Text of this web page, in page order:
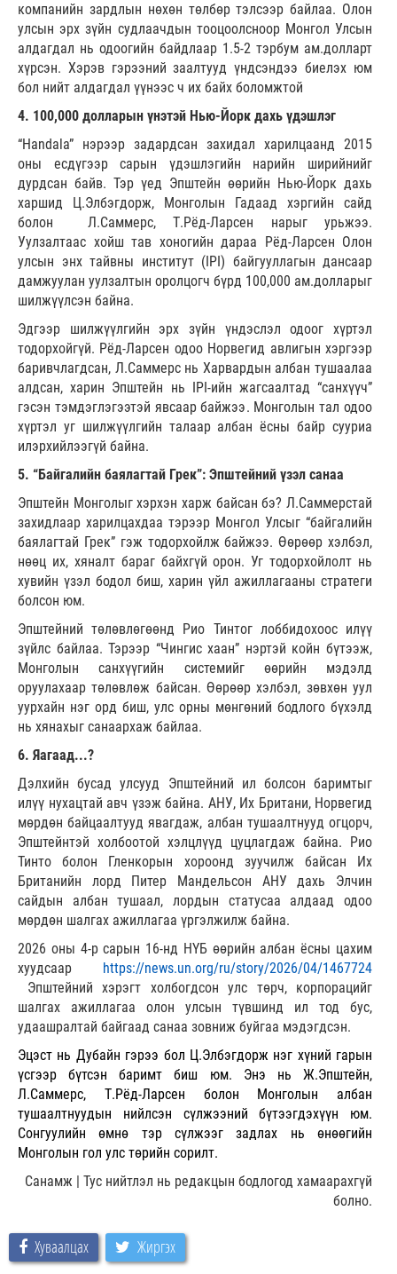
компанийн зардлын нөхөн төлбөр тэлсээр байлаа. Олон
улсын эрх зүйн судлаачдын тооцоолсноор Монгол Улсын
алдагдал нь одоогийн байдлаар 1.5-2 тэрбум ам.долларт
хүрсэн. Хэрэв гэрээний заалтууд үндсэндээ биелэх юм
бол нийт алдагдал үүнээс ч их байх боломжтой
4. 100,000 долларын үнэтэй Нью-Йорк дахь үдэшлэг
“Handala” нэрээр задардсан захидал харилцаанд 2015
оны есдүгээр сарын үдэшлэгийн нарийн ширийнийг
дурдсан байв. Тэр үед Эпштейн өөрийн Нью-Йорк дахь
харшид Ц.Элбэгдорж, Монголын Гадаад хэргийн сайд
болон Л.Саммерс, Т.Рёд-Ларсен нарыг урьжээ.
Уулзалтаас хойш тав хоногийн дараа Рёд-Ларсен Олон
улсын энх тайвны институт (IPI) байгууллагын дансаар
дамжуулан уулзалтын оролцогч бүрд 100,000 ам.долларыг
шилжүүлсэн байна.
Эдгээр шилжүүлгийн эрх зүйн үндэслэл одоог хүртэл
тодорхойгүй. Рёд-Ларсен одоо Норвегид авлигын хэргээр
баривчлагдсан, Л.Саммерс нь Харвардын албан тушаалаа
алдсан, харин Эпштейн нь IPI-ийн жагсаалтад “санхүүч”
гэсэн тэмдэглэгээтэй явсаар байжээ. Монголын тал одоо
хүртэл уг шилжүүлгийн талаар албан ёсны байр сууриа
илэрхийлээгүй байна.
5. “Байгалийн баялагтай Грек”: Эпштейний үзэл санаа
Эпштейн Монголыг хэрхэн харж байсан бэ? Л.Саммерстай
захидлаар харилцахдаа тэрээр Монгол Улсыг “байгалийн
баялагтай Грек” гэж тодорхойлж байжээ. Өөрөөр хэлбэл,
нөөц их, хяналт бараг байхгүй орон. Уг тодорхойлолт нь
хувийн үзэл бодол биш, харин үйл ажиллагааны стратеги
болсон юм.
Эпштейний төлөвлөгөөнд Рио Тинтог лоббидохоос илүү
зүйлс байлаа. Тэрээр “Чингис хаан” нэртэй койн бүтээж,
Монголын санхүүгийн системийг өөрийн мэдэлд
оруулахаар төлөвлөж байсан. Өөрөөр хэлбэл, зөвхөн уул
уурхайн нэг орд биш, улс орны мөнгөний бодлого бүхэлд
нь хянахыг санаархаж байлаа.
6. Яагаад...?
Дэлхийн бусад улсууд Эпштейний ил болсон баримтыг
илүү нухацтай авч үзэж байна. АНУ, Их Британи, Норвегид
мөрдөн байцаалтууд явагдаж, албан тушаалтнууд огцорч,
Эпштейнтэй холбоотой хэлцлүүд цуцлагдаж байна. Рио
Тинто болон Гленкорын хороонд зуучилж байсан Их
Британийн лорд Питер Мандельсон АНУ дахь Элчин
сайдын албан тушаал, лордын статусаа алдаад одоо
мөрдөн шалгах ажиллагаа үргэлжилж байна.
2026 оны 4-р сарын 16-нд НҮБ өөрийн албан ёсны цахим
хуудсаар
https://news.un.org/ru/story/2026/04/1467724
Эпштейний хэрэгт холбогдсон улс төрч, корпорацийг
шалгах ажиллагаа олон улсын түвшинд ил тод бус,
удаашралтай байгаад санаа зовниж буйгаа мэдэгдсэн.
Эцэст нь Дубайн гэрээ бол Ц.Элбэгдорж нэг хүний гарын
үсгээр бүтсэн баримт биш юм. Энэ нь Ж.Эпштейн,
Л.Саммерс, Т.Рёд-Ларсен болон Монголын албан
тушаалтнуудын нийлсэн сүлжээний бүтээгдэхүүн юм.
Сонгуулийн өмнө тэр сүлжээг задлах нь өнөөгийн
Монголын гол улс төрийн сорилт.
Санамж | Тус нийтлэл нь редакцын бодлогод хамаарахгүй
болно.
Хуваалцах Жиргэх